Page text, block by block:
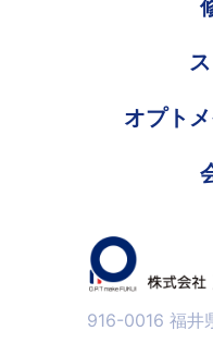
オプト
916-0016 福井